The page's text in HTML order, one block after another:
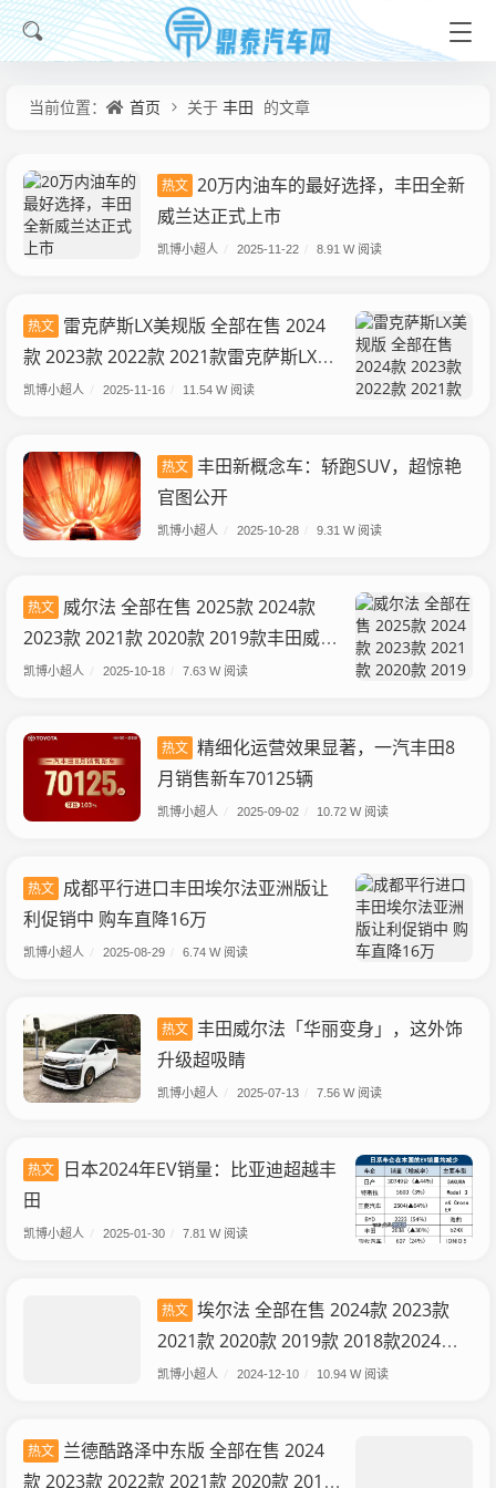
当前位置： 首页 关于 丰田 的文章
热文 20万内油车的最好选择，丰田全新
威兰达正式上市
凯博小超人 2025-11-22 8.91 W 阅读
热文 雷克萨斯LX美规版 全部在售 2024
款 2023款 2022款 2021款雷克萨斯LX美
规版优惠89万 欢迎到店试驾
凯博小超人 2025-11-16 11.54 W 阅读
热文 丰田新概念车：轿跑SUV，超惊艳
官图公开
凯博小超人 2025-10-28 9.31 W 阅读
热文 威尔法 全部在售 2025款 2024款
2023款 2021款 2020款 2019款丰田威尔
法单车导购 83.9万起步就配7座
凯博小超人 2025-10-18 7.63 W 阅读
热文 精细化运营效果显著，一汽丰田8
月销售新车70125辆
凯博小超人 2025-09-02 10.72 W 阅读
热文 成都平行进口丰田埃尔法亚洲版让
利促销中 购车直降16万
凯博小超人 2025-08-29 6.74 W 阅读
热文 丰田威尔法「华丽变身」，这外饰
升级超吸睛
凯博小超人 2025-07-13 7.56 W 阅读
热文 日本2024年EV销量：比亚迪超越丰
田
凯博小超人 2025-01-30 7.81 W 阅读
热文 埃尔法 全部在售 2024款 2023款
2021款 2020款 2019款 2018款2024款
国六丰田埃尔法酬宾让利 大空间合理布
凯博小超人 2024-12-10 10.94 W 阅读
热文 兰德酷路泽中东版 全部在售 2024
款 2023款 2022款 2021款 2020款 2019